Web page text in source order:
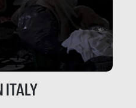
ITALY